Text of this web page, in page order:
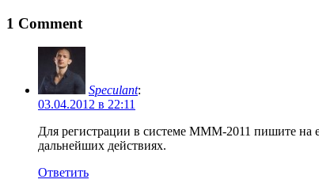
1 Comment
Speculant:
03.04.2012 в 22:11
Для регистрации в системе МММ-2011 пишите на
дальнейших действиях.
Ответить